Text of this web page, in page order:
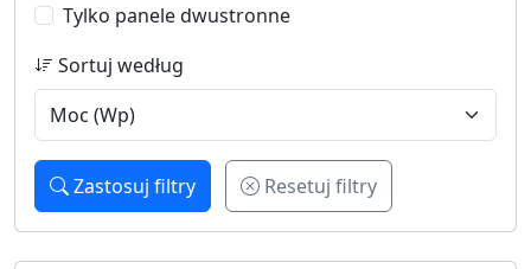
Tylko panele dwustronne
Sortuj według
Zastosuj filtry Resetuj filtry